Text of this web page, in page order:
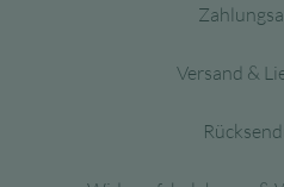
Versand &